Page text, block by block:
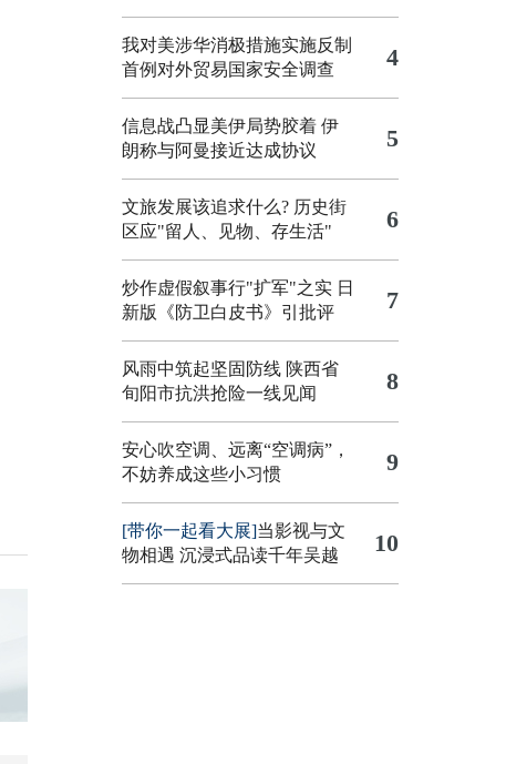
我对美涉华消极措施实施反制
首例对外贸易国家安全调查
4
信息战凸显美伊局势胶着 伊
朗称与阿曼接近达成协议
5
文旅发展该追求什么? 历史街
区应"留人、见物、存生活"
6
炒作虚假叙事行"扩军"之实 日
新版《防卫白皮书》引批评
7
风雨中筑起坚固防线 陕西省
旬阳市抗洪抢险一线见闻
8
安心吹空调、远离“空调病”，
不妨养成这些小习惯
9
[带你一起看大展]当影视与文
物相遇 沉浸式品读千年吴越
10